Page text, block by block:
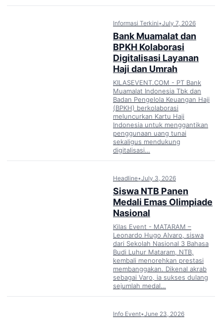
Informasi Terkini•July 7, 2026
Bank Muamalat dan
BPKH Kolaborasi
Digitalisasi Layanan
Haji dan Umrah
KILASEVENT.COM - PT Bank
Muamalat Indonesia Tbk dan
Badan Pengelola Keuangan Haji
(BPKH) berkolaborasi
meluncurkan Kartu Haji
Indonesia untuk menggantikan
penggunaan uang tunai
sekaligus mendukung
digitalisasi…
Headline•July 3, 2026
Siswa NTB Panen
Medali Emas Olimpiade
Nasional
Kilas Event - MATARAM –
Leonardo Hugo Alvaro, siswa
dari Sekolah Nasional 3 Bahasa
Budi Luhur Mataram, NTB,
kembali menorehkan prestasi
membanggakan. Dikenal akrab
sebagai Varo, ia sukses dulang
sejumlah medal…
Info Event•June 23, 2026